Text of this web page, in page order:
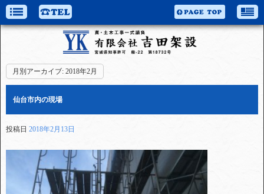
月別アーカイブ: 2018年2月
仙台市内の現場
投稿日 2018年2月13日